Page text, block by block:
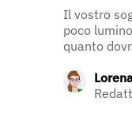
Il vostro
poco
quanto